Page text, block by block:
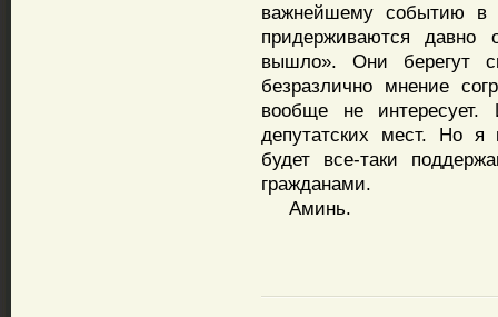
важнейшему событию в
придерживаются
вышло». Они берегут
безразлично мнение
вообще не интересует.
депутатских мест. Но я
будет все-таки
гражданами.
Аминь.